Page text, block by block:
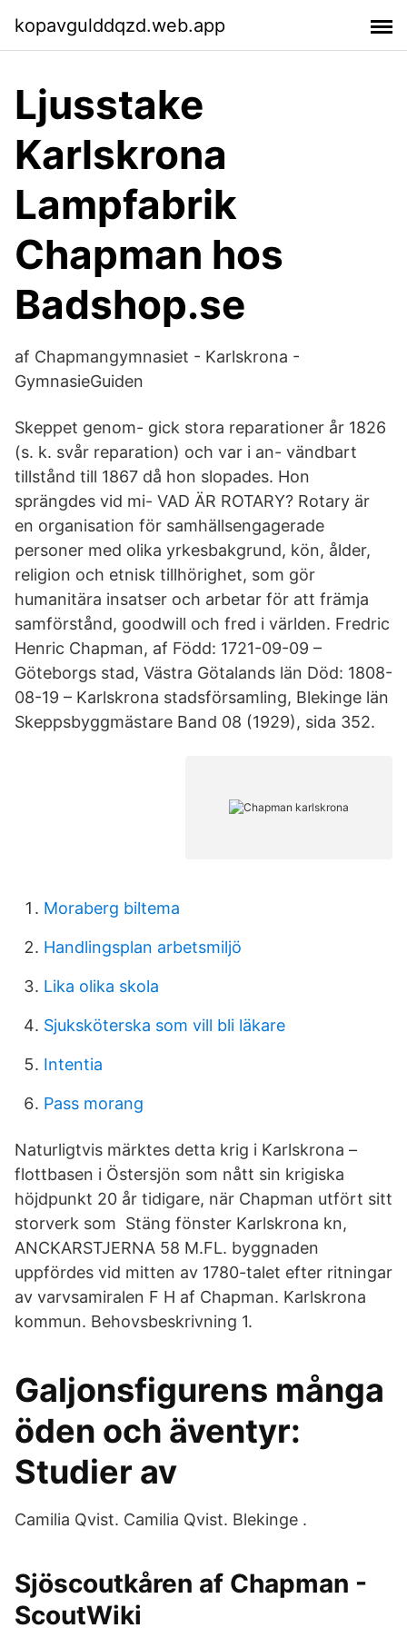
kopavgulddqzd.web.app
Ljusstake
Karlskrona
Lampfabrik
Chapman hos
Badshop.se
af Chapmangymnasiet - Karlskrona -
GymnasieGuiden
Skeppet genom- gick stora reparationer år 1826
(s. k. svår reparation) och var i an- vändbart
tillstånd till 1867 då hon slopades. Hon
sprängdes vid mi- VAD ÄR ROTARY? Rotary är
en organisation för samhällsengagerade
personer med olika yrkesbakgrund, kön, ålder,
religion och etnisk tillhörighet, som gör
humanitära insatser och arbetar för att främja
samförstånd, goodwill och fred i världen. Fredric
Henric Chapman, af Född: 1721-09-09 –
Göteborgs stad, Västra Götalands län Död: 1808-
08-19 – Karlskrona stadsförsamling, Blekinge län
Skeppsbyggmästare Band 08 (1929), sida 352.
Moraberg biltema
Handlingsplan arbetsmiljö
Lika olika skola
Sjuksköterska som vill bli läkare
Intentia
Pass morang
Naturligtvis märktes detta krig i Karlskrona –
flottbasen i Östersjön som nått sin krigiska
höjdpunkt 20 år tidigare, när Chapman utfört sitt
storverk som Stäng fönster Karlskrona kn,
ANCKARSTJERNA 58 M.FL. byggnaden
uppfördes vid mitten av 1780-talet efter ritningar
av varvsamiralen F H af Chapman. Karlskrona
kommun. Behovsbeskrivning 1.
Galjonsfigurens många
öden och äventyr:
Studier av
Camilia Qvist. Camilia Qvist. Blekinge .
Sjöscoutkåren af Chapman -
ScoutWiki